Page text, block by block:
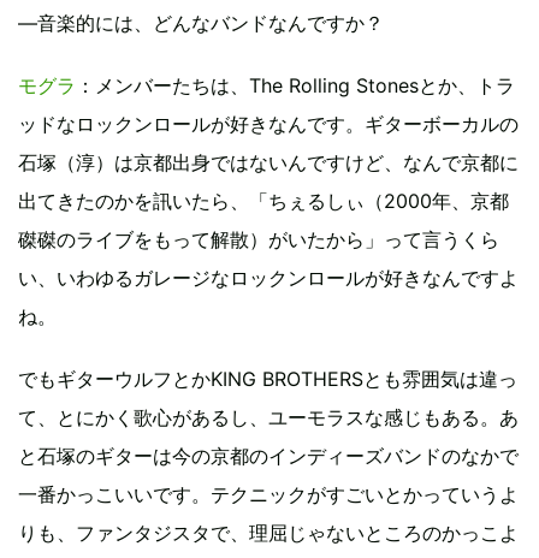
―音楽的には、どんなバンドなんですか？
モグラ ：メンバーたちは、The Rolling Stonesとか、トラ
ッドなロックンロールが好きなんです。ギターボーカルの
石塚（淳）は京都出身ではないんですけど、なんで京都に
出てきたのかを訊いたら、「ちぇるしぃ（2000年、京都
磔磔のライブをもって解散）がいたから」って言うくら
い、いわゆるガレージなロックンロールが好きなんですよ
ね。
でもギターウルフとかKING BROTHERSとも雰囲気は違っ
て、とにかく歌心があるし、ユーモラスな感じもある。あ
と石塚のギターは今の京都のインディーズバンドのなかで
一番かっこいいです。テクニックがすごいとかっていうよ
りも、ファンタジスタで、理屈じゃないところのかっこよ